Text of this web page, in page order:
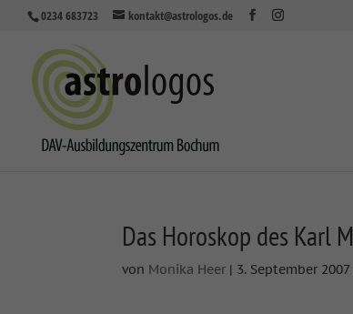
0234 683723 kontakt@astrologos.de
Das Horoskop des Karl
von Monika Heer | 3. September 2007